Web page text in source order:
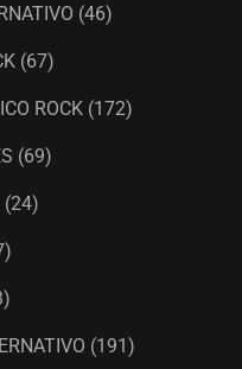
(46)
(67)
ROCK (172)
(69)
(24)
(191)